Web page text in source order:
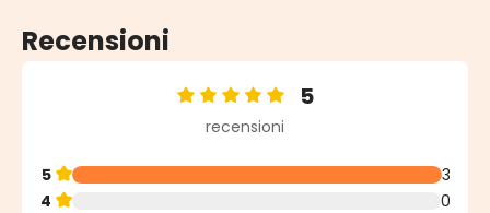
Recensioni
Valutazione media di 5 su 5 stelle
5
recensioni
5
3
4
0